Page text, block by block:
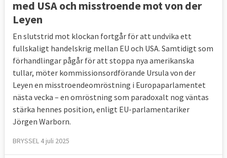
med USA och misstroende mot von der
Leyen
En slutstrid mot klockan fortgår för att undvika ett
fullskaligt handelskrig mellan EU och USA. Samtidigt som
förhandlingar pågår för att stoppa nya amerikanska
tullar, möter kommissionsordförande Ursula von der
Leyen en misstroendeomröstning i Europaparlamentet
nästa vecka – en omröstning som paradoxalt nog väntas
stärka hennes position, enligt EU-parlamentariker
Jörgen Warborn.
BRYSSEL 4 juli 2025